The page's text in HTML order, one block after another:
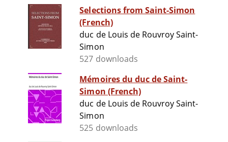
Selections from Saint-Simon
(French)
duc de Louis de Rouvroy Saint-
Simon
527 downloads
Mémoires du duc de Saint-
Simon (French)
duc de Louis de Rouvroy Saint-
Simon
525 downloads